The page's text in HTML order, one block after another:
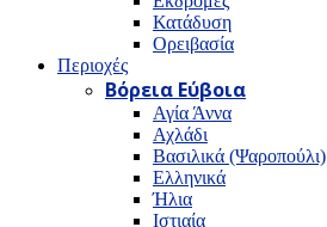
Κατάδυση
Ορειβασία
Περιοχές
Βόρεια Εύβοια
Αγία Άννα
Αχλάδι
Βασιλικά (Ψαροπούλι)
Ελληνικά
Ήλια
Ιστιαία